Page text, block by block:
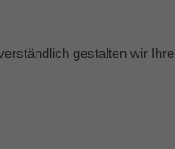
gestalten wir Ihre